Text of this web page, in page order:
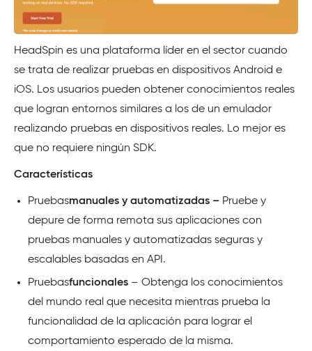
HeadSpin es una plataforma líder en el sector cuando
se trata de realizar pruebas en dispositivos Android e
iOS. Los usuarios pueden obtener conocimientos reales
que logran entornos similares a los de un emulador
realizando pruebas en dispositivos reales. Lo mejor es
que no requiere ningún SDK.
Características
Pruebasmanuales y automatizadas – Pruebe y
depure de forma remota sus aplicaciones con
pruebas manuales y automatizadas seguras y
escalables basadas en API.
Pruebasfuncionales – Obtenga los conocimientos
del mundo real que necesita mientras prueba la
funcionalidad de la aplicación para lograr el
comportamiento esperado de la misma.